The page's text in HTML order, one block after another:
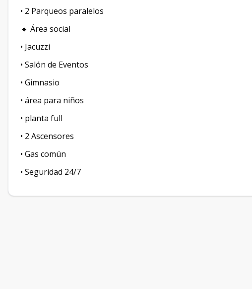
• ⁠2 Parqueos paralelos
🔹 Área social
• Jacuzzi
• ⁠Salón de Eventos
• ⁠Gimnasio
• ⁠área para niños
• ⁠planta full
• ⁠2 Ascensores
• ⁠Gas común
• ⁠Seguridad 24/7